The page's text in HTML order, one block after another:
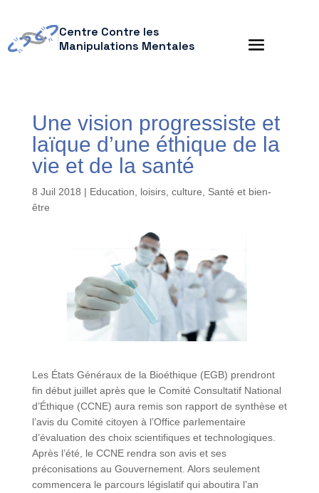
Centre Contre les
Manipulations Mentales
Une vision progressiste et
laïque d’une éthique de la
vie et de la santé
8 Juil 2018 | Education, loisirs, culture
Santé et bien-
être
Les États Généraux de la Bioéthique (EGB) prendront
fin début juillet après que le Comité Consultatif National
d’Éthique (CCNE) aura remis son rapport de synthèse et
l’avis du Comité citoyen à l’Office parlementaire
d’évaluation des choix scientifiques et technologiques.
Après l’été, le CCNE rendra son avis et ses
préconisations au Gouvernement. Alors seulement
commencera le parcours législatif qui aboutira l’an